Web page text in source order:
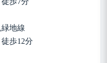
地線
歩12分